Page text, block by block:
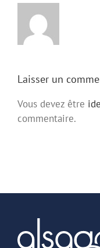
Laisser un
Vous devez être
commentaire.